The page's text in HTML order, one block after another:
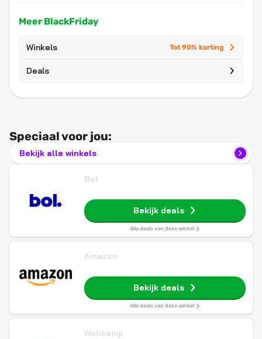
Meer BlackFriday
Winkels Tot 90% korting
Deals
Speciaal voor jou:
Bekijk alle winkels
Bol
Bekijk deals
Alle deals van deze winkel
Amazon
Bekijk deals
Alle deals van deze winkel
Wehkamp